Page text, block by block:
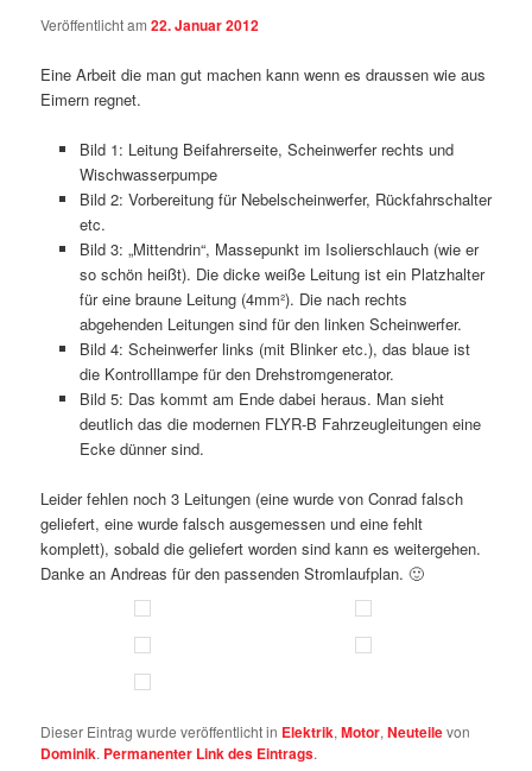
Veröffentlicht am22. Januar 2012
Eine Arbeit die man gut machen kann wenn es draussen wie aus
Eimern regnet.
Bild 1: Leitung Beifahrerseite, Scheinwerfer rechts und
Wischwasserpumpe
Bild 2: Vorbereitung für Nebelscheinwerfer, Rückfahrschalter
etc.
Bild 3: „Mittendrin“, Massepunkt im Isolierschlauch (wie er
so schön heißt). Die dicke weiße Leitung ist ein Platzhalter
für eine braune Leitung (4mm²). Die nach rechts
abgehenden Leitungen sind für den linken Scheinwerfer.
Bild 4: Scheinwerfer links (mit Blinker etc.), das blaue ist
die Kontrolllampe für den Drehstromgenerator.
Bild 5: Das kommt am Ende dabei heraus. Man sieht
deutlich das die modernen FLYR-B Fahrzeugleitungen eine
Ecke dünner sind.
Leider fehlen noch 3 Leitungen (eine wurde von Conrad falsch
geliefert, eine wurde falsch ausgemessen und eine fehlt
komplett), sobald die geliefert worden sind kann es weitergehen.
Danke an Andreas für den passenden Stromlaufplan. 🙂
Dieser Eintrag wurde veröffentlicht in Elektrik,Motor,Neuteilevon
Dominik. Permanenter Link des Eintrags.